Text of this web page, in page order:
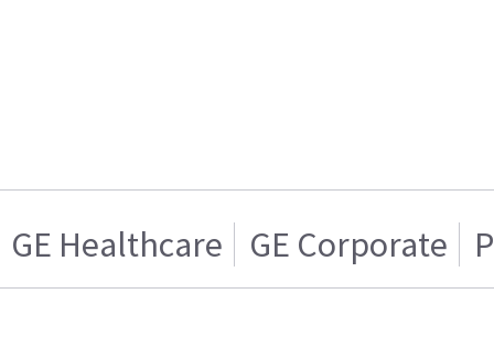
GE Healthcare GE Corporate